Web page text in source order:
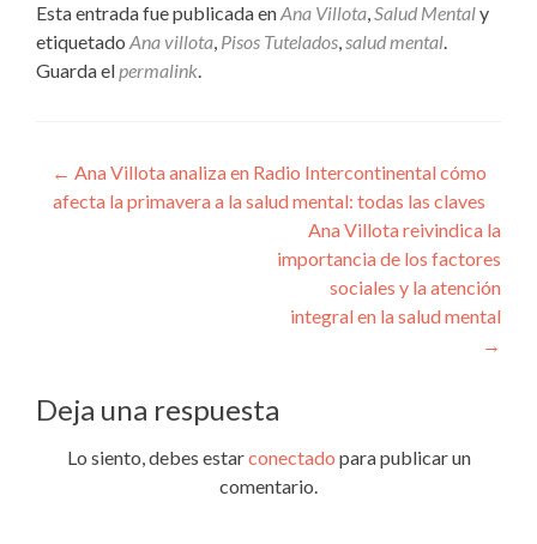
Esta entrada fue publicada enAna Villota,Salud Mentaly
etiquetado Ana villota, Pisos Tutelados,salud mental.
Guarda elpermalink.
Navegación
de
← Ana Villota analiza en Radio Intercontinental cómo
afecta la primavera a la salud mental: todas las claves
Ana Villota reivindica la
importancia de los factores
sociales y la atención
integral en la salud mental
→
Deja una respuesta
Lo siento, debes estarconectado para publicar un
comentario.